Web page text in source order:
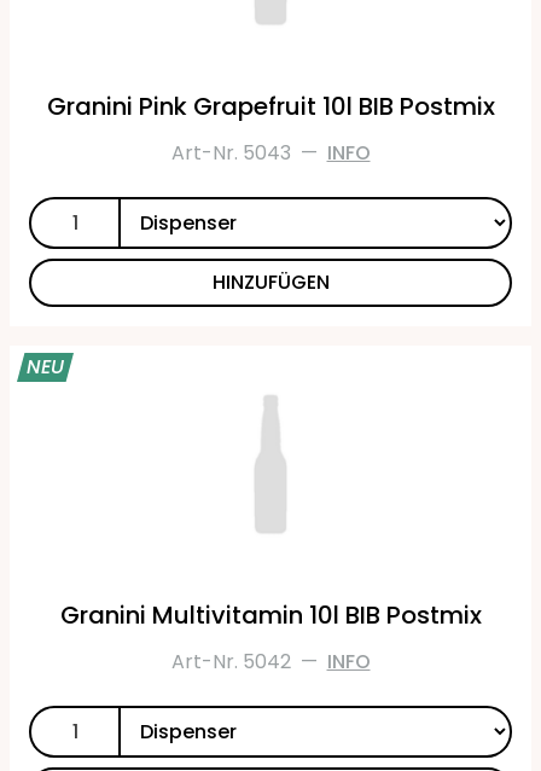
Granini Pink Grapefruit 10l BIB Postmix
Art-Nr. 5043 — INFO
HINZUFÜGEN
NEU
Granini Multivitamin 10l BIB Postmix
Art-Nr. 5042 — INFO